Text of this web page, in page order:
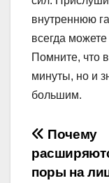
внутреннюю
всегда
Помните, что
минуты, но и
большим.
Почему
поры на